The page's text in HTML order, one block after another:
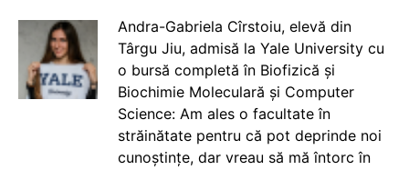
Andra-Gabriela Cîrstoiu, elevă din
Târgu Jiu, admisă la Yale University cu
o bursă completă în Biofizică și
Biochimie Moleculară și Computer
Science: Am ales o facultate în
străinătate pentru că pot deprinde noi
cunoștințe, dar vreau să mă întorc în